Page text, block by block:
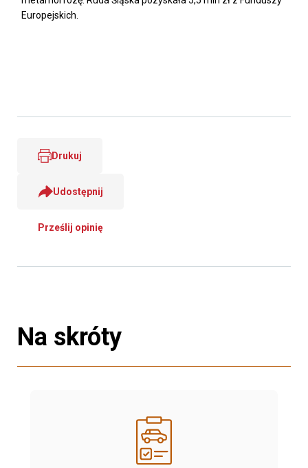
Europejskich.
Drukuj
Udostępnij
Prześlij opinię
Na skróty